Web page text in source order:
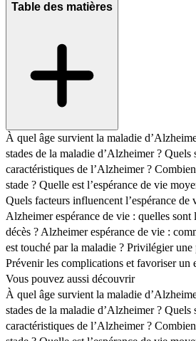
Table des matières
À quel âge survient la maladie
stades de la maladie d’Alzheimer ? Quels
caractéristiques de l’Alzheimer ?
stade ? Quelle est l’espérance de vie
Quels facteurs influencent l’espérance de
Alzheimer espérance de vie : quelles sont
décès ? Alzheimer espérance de vie :
est touché par la maladie ? Privilégier une
Prévenir les complications et favoriser un
Vous pouvez aussi découvrir
À quel âge survient la maladie
stades de la maladie d’Alzheimer ? Quels
caractéristiques de l’Alzheimer ?